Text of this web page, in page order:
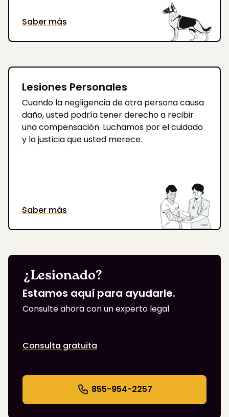
Saber más
Lesiones Personales
Cuando la negligencia de otra persona causa
daño, usted podría tener derecho a recibir
una compensación. Luchamos por el cuidado
y la justicia que usted merece.
Saber más
¿Lesionado?
Estamos aquí para ayudarle.
Consulte ahora con un experto legal
Consulta gratuita
855-954-2257